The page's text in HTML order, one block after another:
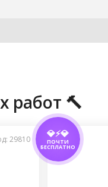
работ 🔨
29810
💎⚡💎
ПОЧТИ
БЕСПЛАТНО